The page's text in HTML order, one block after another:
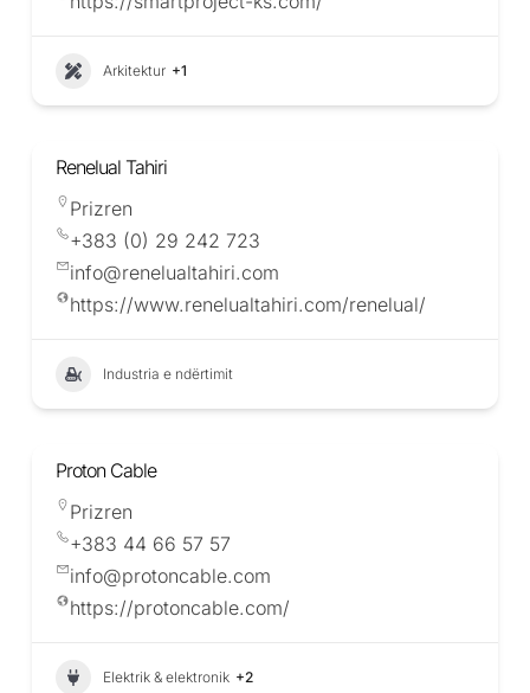
Arkitektur +1
Renelual Tahiri
Prizren
+383 (0) 29 242 723
info@renelualtahiri.com
https://www.renelualtahiri.com/renelual/
Industria e ndërtimit
Proton Cable
Prizren
+383 44 66 57 57
info@protoncable.com
https://protoncable.com/
Elektrik & elektronik +2